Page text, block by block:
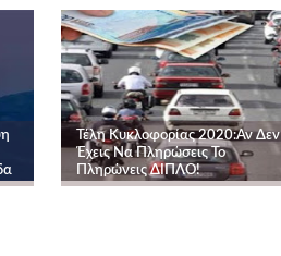
Τέλη Κυκλοφορίας 2020:Αν Δεν
Έχεις Να Πληρώσεις Το
Πληρώνεις ΔΙΠΛΟ!